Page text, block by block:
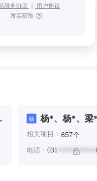
服务协议 ｜ 用户协议
发票获取
杨 杨*、杨*、梁
相关项目： 657个
电话： 031 ***********